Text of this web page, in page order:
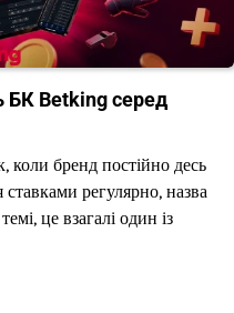
БК Betking серед
бренд постійно десь
регулярно, назва
це взагалі один із